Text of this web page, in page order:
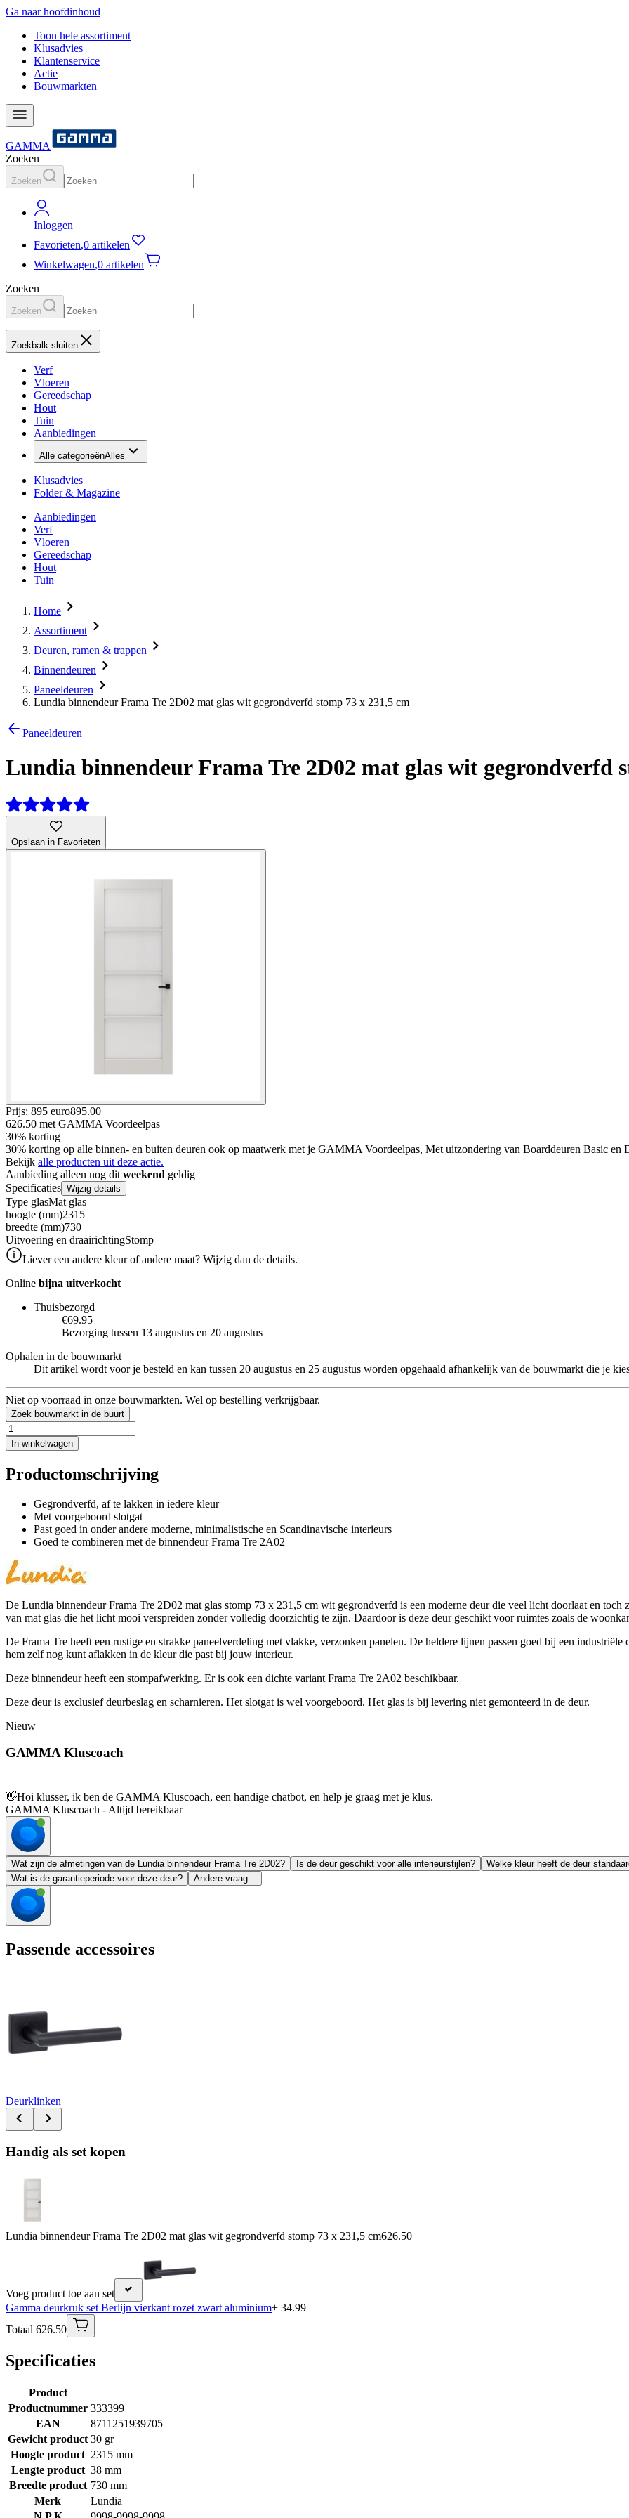
Ga naar hoofdinhoud
Toon hele assortiment
Klusadvies
Klantenservice
Actie
Bouwmarkten
GAMMA
Zoeken
Zoeken
Inloggen
Favorieten,0 artikelen
Winkelwagen,0 artikelen
Zoeken
Zoeken
Zoekbalk sluiten
Verf
Vloeren
Gereedschap
Hout
Tuin
Aanbiedingen
Alle categorieënAlles
Klusadvies
Folder & Magazine
Aanbiedingen
Verf
Vloeren
Gereedschap
Hout
Tuin
Home
Assortiment
Deuren, ramen & trappen
Binnendeuren
Paneeldeuren
Lundia binnendeur Frama Tre 2D02 mat glas wit gegrondverfd stomp 73 x 231,5 cm
Paneeldeuren
Lundia binnendeur Frama Tre 2D02 mat glas wit gegrondverfd
Opslaan in Favorieten
Prijs: 895 euro895.00
626.50 met GAMMA Voordeelpas
30% korting
30% korting op alle binnen- en buiten deuren ook op maatwerk met je GAMMA Voordeelpas, Met uitzondering van Boarddeuren Basic en
Bekijk alle producten uit deze actie.
Aanbieding alleen nog dit weekend geldig
Specificaties Wijzig details
Type glasMat glas
hoogte (mm)2315
breedte (mm)730
Uitvoering en draairichtingStomp
Liever een andere kleur of andere maat? Wijzig dan de details.
Online bijna uitverkocht
Thuisbezorgd
€69.95
Bezorging tussen 13 augustus en 20 augustus
Ophalen in de bouwmarkt
Dit artikel wordt voor je besteld en kan tussen 20 augustus en 25 augustus worden opgehaald afhankelijk van de bouwmarkt die je
Niet op voorraad in onze bouwmarkten. Wel op bestelling verkrijgbaar.
Zoek bouwmarkt in de buurt
In winkelwagen
Productomschrijving
Gegrondverfd, af te lakken in iedere kleur
Met voorgeboord slotgat
Past goed in onder andere moderne, minimalistische en Scandinavische interieurs
Goed te combineren met de binnendeur Frama Tre 2A02
De Lundia binnendeur Frama Tre 2D02 mat glas stomp 73 x 231,5 cm wit gegrondverfd is een moderne deur die veel licht doorlaat en
van mat glas die het licht mooi verspreiden zonder volledig doorzichtig te zijn. Daardoor is deze deur geschikt voor ruimtes zoals de
De Frama Tre heeft een rustige en strakke paneelverdeling met vlakke, verzonken panelen. De heldere lijnen passen goed bij een
hem zelf nog kunt aflakken in de kleur die past bij jouw interieur.
Deze binnendeur heeft een stompafwerking. Er is ook een dichte variant Frama Tre 2A02 beschikbaar.
Deze deur is exclusief deurbeslag en scharnieren. Het slotgat is wel voorgeboord. Het glas is bij levering niet gemonteerd in de deur.
Nieuw
GAMMA Kluscoach
👋Hoi klusser, ik ben de GAMMA Kluscoach, een handige chatbot, en help je graag met je klus.
GAMMA Kluscoach - Altijd bereikbaar
Wat zijn de afmetingen van de Lundia binnendeur Frama Tre 2D02? Is de deur geschikt voor alle interieurstijlen?
Welke kleur heeft de deur
Wat is de garantieperiode voor deze deur?
Andere vraag...
Passende accessoires
Deurklinken
Handig als set kopen
Lundia binnendeur Frama Tre 2D02 mat glas wit gegrondverfd stomp 73 x 231,5 cm626.50
Voeg product toe aan set
Gamma deurkruk set Berlijn vierkant rozet zwart aluminium+ 34.99
Totaal 626.50
Specificaties
Product
Productnummer 333399
EAN
8711251939705
Gewicht product 30 gr
Hoogte product 2315 mm
Lengte product 38 mm
Breedte product 730 mm
Merk
Lundia